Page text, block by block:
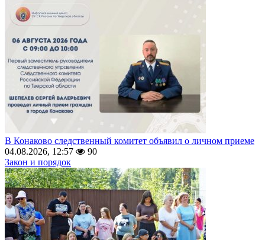
В Конаково следственный комитет объявил о личном приеме
04.08.2026, 12:57
90
Закон и порядок